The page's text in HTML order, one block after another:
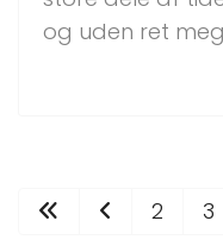
og uden ret
2 3